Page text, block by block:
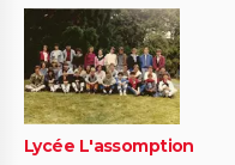
Lycée L'assomption